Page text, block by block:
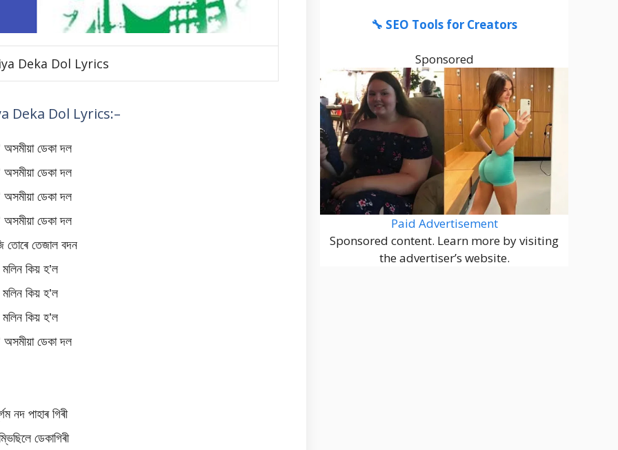
Deka Dol Lyrics
Deka Dol Lyrics:–
অসমীয়া ডেকা দল
অসমীয়া ডেকা দল
অসমীয়া ডেকা দল
অসমীয়া ডেকা দল
তোৰে তেজাল বদন
মলিন কিয় হ’ল
মলিন কিয় হ’ল
মলিন কিয় হ’ল
অসমীয়া ডেকা দল
নদ পাহাৰ গিৰী
ডেকাগিৰী
🔧 SEO Tools for Creators
Sponsored
Paid Advertisement
Sponsored content. Learn more by visiting
the advertiser’s website.